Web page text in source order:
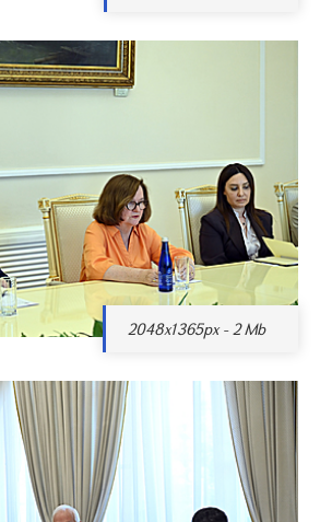
2048x1365px - 2 Mb